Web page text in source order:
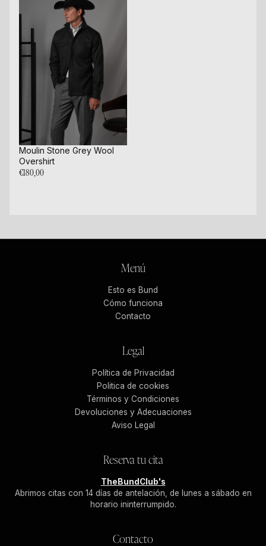
Moulin Stone Grey Wool
Overshirt
€180,00
Menú
Esto es Bund
Cómo funciona
Contacto
Legal
Política de Privacidad
Politica de cookies
Términos y Condiciones
Devoluciones y Adecuaciones
Aviso Legal
Reserva tu cita
TheBundClub's
Abrimos citas con 14 días de antelación, de lunes a sábado en
horario ininterrumpido.
Contacto